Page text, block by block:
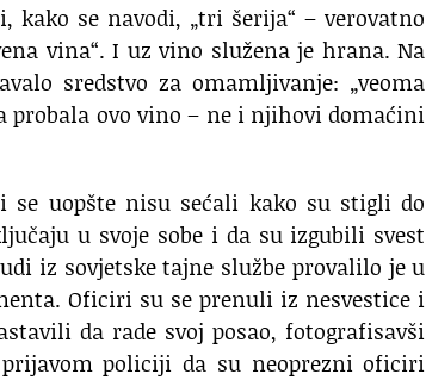
kako se navodi, „tri šerija“ – verovatno
vina“. I uz vino služena je hrana. Na
sredstvo za omamljivanje: „veoma
probala ovo vino – ne i njihovi domaćini
uopšte nisu sećali kako su stigli do
u svoje sobe i da su izgubili svest
iz sovjetske tajne službe provalilo je u
Oficiri su se prenuli iz nesvestice i
da rade svoj posao, fotografisavši
policiji da su neoprezni oficiri